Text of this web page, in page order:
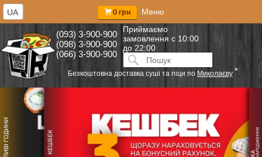
(093) 3-900-900
(098) 3-900-900
(066) 3-900-900
Приймаємо
замовлення с 10:00
до 22:00
Искать:ПОИСК
0 грн Меню
Безкоштовна доставка суші та піци по Миколаєву *
UA